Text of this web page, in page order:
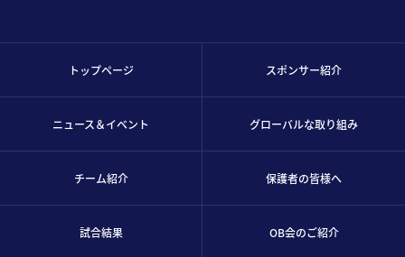
トップページ
ニュース＆イベント
チーム紹介
試合結果
スポンサー紹介
グローバルな取り組み
保護者の皆様へ
OB会のご紹介